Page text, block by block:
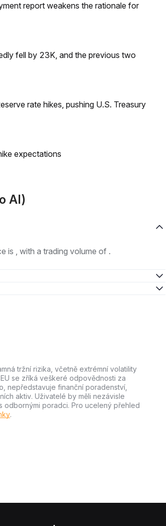
report weakens the rationale for
fell by 23K, and the previous two
rate hikes, pushing U.S. Treasury
expectations
AI)
is , with a trading volume of .
tržní rizika, včetně extrémní volatility
se zříká veškeré odpovědnosti za
nepředstavuje finanční poradenství,
aktiv. Uživatelé by měli nezávisle
odbornými poradci. Pro ucelený přehled
.